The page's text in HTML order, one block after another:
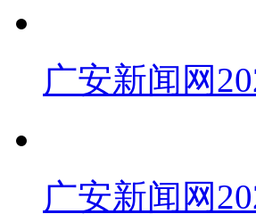
广安新闻网
广安新闻网